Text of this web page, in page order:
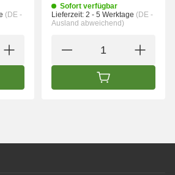
(DE -
Sofort verfügbar
Lieferzeit: 2 - 5 Werktage (DE -
Ausland abweichend)
IN DEN